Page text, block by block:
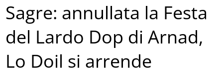
Sagre: annullata la Festa
del Lardo Dop di Arnad,
Lo Doil si arrende